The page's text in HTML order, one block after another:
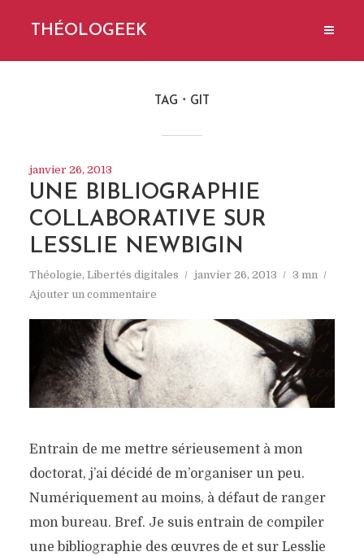
THÉOLOGEEK
TAG GIT
janvier 26, 2013
UNE BIBLIOGRAPHIE
COLLABORATIVE SUR
LESSLIE NEWBIGIN
Théologie, Libertés digitales janvier 26, 2013
3 mn
Ajouter un commentaire
Entrain de me mettre sérieusement à mon
doctorat, j’ai décidé de m’organiser un peu.
Numériquement au moins, à défaut de ranger
mon bureau. Bref. Je suis entrain de compiler
une bibliographie des œuvres de et sur Lesslie